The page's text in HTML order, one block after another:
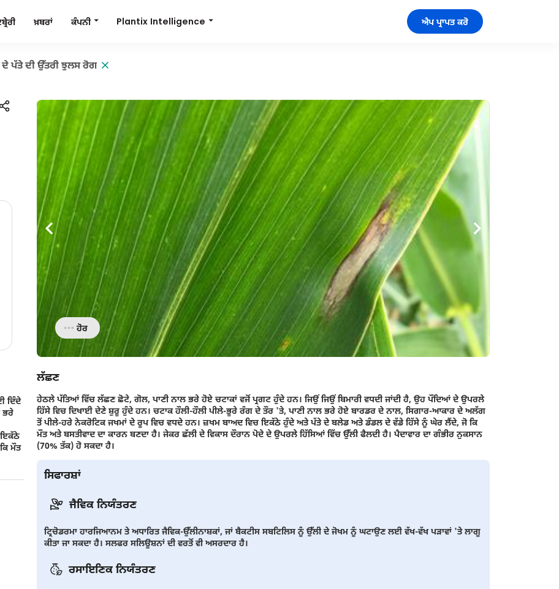
ਖ਼ਬਰਾਂ ਕੰਪਨੀ Plantix Intelligence ਐਪ ਪ੍ਰਾਪਤ ਕਰੋ
ਦੇ ਪੱਤੇ ਦੀ ਉੱਤਰੀ ਝੁਲਸ ਰੋਗ
ਦਿੰਦੇ
ਭਰੇ
ਇਕੱਠੇ
ਮੌਤ
ਹੋਰ
ਲੱਛਣ
ਹੇਠਲੇ ਪੱਤਿਆਂ ਵਿੱਚ ਲੱਛਣ ਛੋਟੇ, ਗੋਲ, ਪਾਣੀ ਨਾਲ ਭਰੇ ਹੋਏ ਚਟਾਕਾਂ ਵਜੋਂ ਪ੍ਰਗਟ ਹੁੰਦੇ ਹਨ। ਜਿਉਂ ਜਿਉਂ ਬਿਮਾਰੀ ਵਧਦੀ ਜਾਂਦੀ ਹੈ, ਉਹ ਪੌਦਿਆਂ ਦੇ ਉਪਰਲੇ
ਹਿੱਸੇ ਵਿਚ ਦਿਖਾਈ ਦੇਣੇ ਸ਼ੁਰੂ ਹੁੰਦੇ ਹਨ। ਚਟਾਕ ਹੌਲੀ-ਹੌਲੀ ਪੀਲੇ-ਭੂਰੇ ਰੰਗ ਦੇ ਤੌਰ 'ਤੇ, ਪਾਣੀ ਨਾਲ ਭਰੇ ਹੋਏ ਬਾਰਡਰ ਦੇ ਨਾਲ, ਸਿਗਾਰ-ਆਕਾਰ ਦੇ ਅਲੱਗ
ਤੋਂ ਪੀਲੇ-ਹਰੇ ਨੇਕਰੋਟਿਕ ਜਖਮਾਂ ਦੇ ਰੂਪ ਵਿਚ ਵਧਦੇ ਹਨ। ਜ਼ਖਮ ਬਾਅਦ ਵਿਚ ਇਕੱਠੇ ਹੁੰਦੇ ਅਤੇ ਪੱਤੇ ਦੇ ਬਲੇਡ ਅਤੇ ਡੰਡਲ ਦੇ ਵੱਡੇ ਹਿੱਸੇ ਨੂੰ ਘੇਰ ਲੈਂਦੇ, ਜੋ ਕਿ
ਮੌਤ ਅਤੇ ਬਸਤੀਵਾਦ ਦਾ ਕਾਰਨ ਬਣਦਾ ਹੈ। ਜੇਕਰ ਛੱਲੀ ਦੇ ਵਿਕਾਸ ਦੌਰਾਨ ਪੋਦੇ ਦੇ ਉਪਰਲੇ ਹਿੱਸਿਆਂ ਵਿੱਚ ਉੱਲੀ ਫੈਲਦੀ ਹੈ। ਪੈਦਾਵਾਰ ਦਾ ਗੰਭੀਰ ਨੁਕਸਾਨ
(70% ਤੱਕ) ਹੋ ਸਕਦਾ ਹੈ।
ਸਿਫਾਰਸ਼ਾਂ
ਜੈਵਿਕ ਨਿਯੰਤਰਣ
ਟ੍ਰਿਚੋਡਰਮਾ ਹਾਰਜਿਆਨਮ ਤੇ ਅਧਾਰਿਤ ਜੈਵਿਕ-ਉੱਲੀਨਾਸ਼ਕਾਂ, ਜਾਂ ਬੈਕਟੀਸ ਸਬਟਿਲਿਸ ਨੂੰ ਉੱਲੀ ਦੇ ਜੋਖਮ ਨੂੰ ਘਟਾਉਣ ਲਈ ਵੱਖ-ਵੱਖ ਪੜਾਵਾਂ 'ਤੇ ਲਾਗੂ
ਕੀਤਾ ਜਾ ਸਕਦਾ ਹੈ। ਸਲਫਰ ਸਲਿਊਸ਼ਨਾਂ ਦੀ ਵਰਤੋਂ ਵੀ ਅਸਰਦਾਰ ਹੈ।
ਰਸਾਇਣਿਕ ਨਿਯੰਤਰਣ